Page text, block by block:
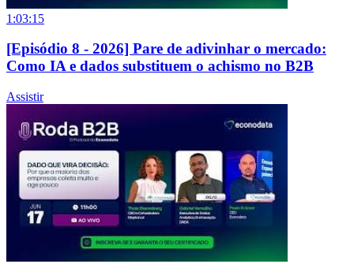
1:03:15
[Episódio 8 - 2026] Pare de adivinhar o mercado:
Como IA e dados substituem o achismo no B2B
Assistir